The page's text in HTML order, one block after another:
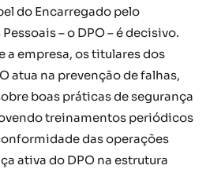
do Encarregado pelo
– o DPO – é decisivo.
a empresa, os titulares dos
atua na prevenção de falhas,
boas práticas de segurança
treinamentos periódicos
das operações
ativa do DPO na estrutura